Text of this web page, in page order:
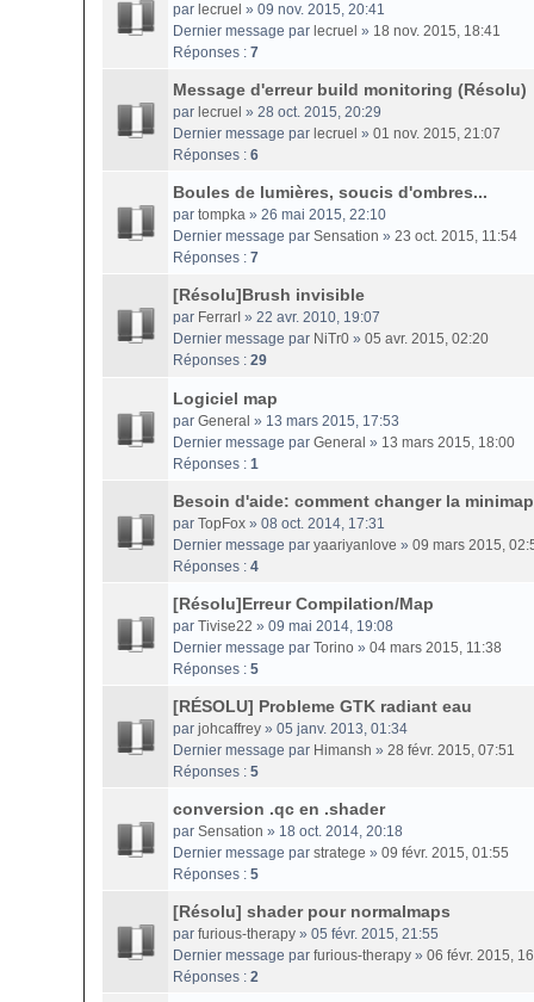
par lecruel » 09 nov. 2015, 20:41
Dernier message par lecruel » 18 nov. 2015, 18:41
Réponses : 7
Message d'erreur build monitoring (Résolu)
par lecruel » 28 oct. 2015, 20:29
Dernier message par lecruel » 01 nov. 2015, 21:07
Réponses : 6
Boules de lumières, soucis d'ombres...
par tompka » 26 mai 2015, 22:10
Dernier message par Sensation » 23 oct. 2015, 11:54
Réponses : 7
[Résolu]Brush invisible
par FerrarI » 22 avr. 2010, 19:07
Dernier message par NiTr0 » 05 avr. 2015, 02:20
Réponses : 29
Logiciel map
par General » 13 mars 2015, 17:53
Dernier message par General » 13 mars 2015, 18:00
Réponses : 1
Besoin d'aide: comment changer la
par TopFox » 08 oct. 2014, 17:31
Dernier message par yaariyanlove » 09 mars 2015,
Réponses : 4
[Résolu]Erreur Compilation/Map
par Tivise22 » 09 mai 2014, 19:08
Dernier message par Torino » 04 mars 2015, 11:38
Réponses : 5
[RÉSOLU] Probleme GTK radiant eau
par johcaffrey » 05 janv. 2013, 01:34
Dernier message par Himansh » 28 févr. 2015, 07:51
Réponses : 5
conversion .qc en .shader
par Sensation » 18 oct. 2014, 20:18
Dernier message par stratege » 09 févr. 2015, 01:55
Réponses : 5
[Résolu] shader pour normalmaps
par furious-therapy » 05 févr. 2015, 21:55
Dernier message par furious-therapy » 06 févr. 2015,
Réponses : 2